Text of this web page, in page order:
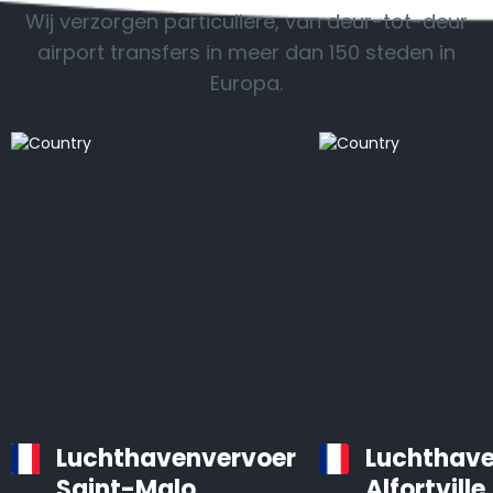
Wij verzorgen particuliere, van deur-tot-deur
airport transfers in meer dan 150 steden in
Europa.
Luchthavenvervoer